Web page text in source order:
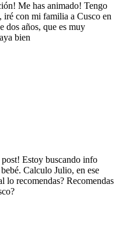
Me has animado! Tengo
iré con mi familia a Cusco en
dos años, que es muy
bien
Estoy buscando info
Calculo Julio, en ese
lo recomendas? Recomendas